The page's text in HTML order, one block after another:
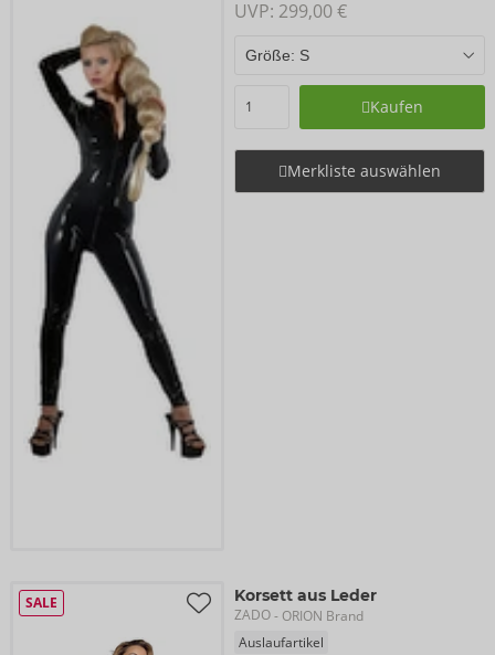
UVP: 299,00 €
Kaufen
Merkliste auswählen
SALE Korsett aus Leder
ZADO- ORION Brand
Auslaufartikel